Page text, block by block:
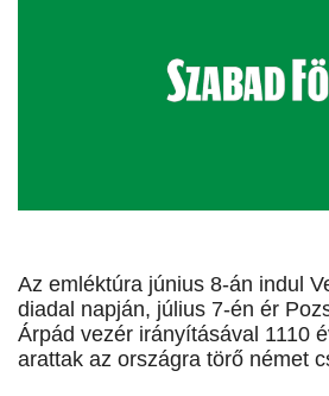
Az emléktúra június 8-án indul
diadal napján, július 7-én ér
Árpád vezér irányításával 1110
arattak az országra törő német